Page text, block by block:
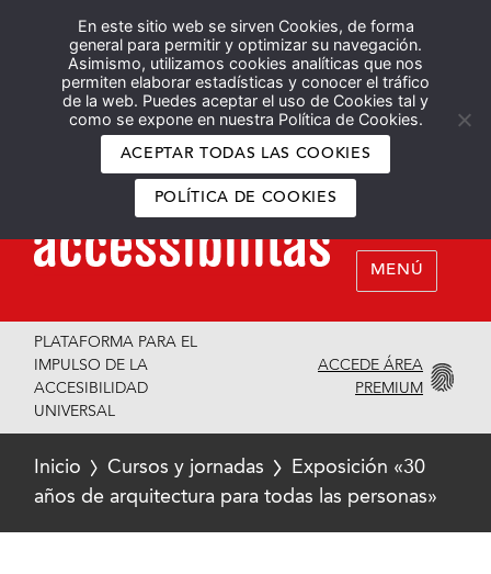
En este sitio web se sirven Cookies, de forma
general para permitir y optimizar su navegación.
Asimismo, utilizamos cookies analíticas que nos
permiten elaborar estadísticas y conocer el tráfico
de la web. Puedes aceptar el uso de Cookies tal y
como se expone en nuestra Política de Cookies.
ACEPTAR TODAS LAS COOKIES
POLÍTICA DE COOKIES
Español English
MENÚ
PLATAFORMA PARA EL
IMPULSO DE LA
ACCESIBILIDAD
UNIVERSAL
ACCEDE ÁREA
PREMIUM
Inicio Cursos y jornadas
Exposición «30
años de arquitectura para todas las personas»